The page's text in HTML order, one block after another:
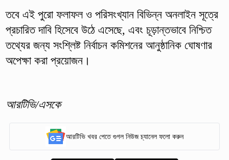
তবে এই পুরো ফলাফল ও পরিসংখ্যান বিভিন্ন অনলাইন সূত্রে
প্রচারিত দাবি হিসেবে উঠে এসেছে, এবং চূড়ান্তভাবে নিশ্চিত
তথ্যের জন্য সংশ্লিষ্ট নির্বাচন কমিশনের আনুষ্ঠানিক ঘোষণার
অপেক্ষা করা প্রয়োজন।
আরটিভি/এসকে
আরটিভি খবর পেতে গুগল নিউজ চ্যানেল ফলো করুন